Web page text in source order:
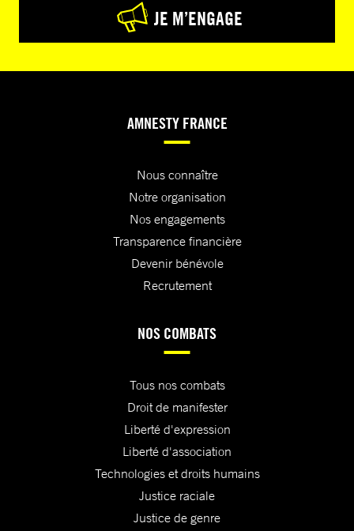
JE M’ENGAGE
AMNESTY FRANCE
Nous connaître
Notre organisation
Nos engagements
Transparence financière
Devenir bénévole
Recrutement
NOS COMBATS
Tous nos combats
Droit de manifester
Liberté d'expression
Liberté d'association
Technologies et droits humains
Justice raciale
Justice de genre